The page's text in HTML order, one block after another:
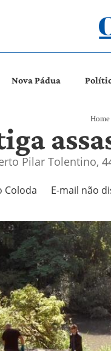
Nova Pádua
Home
Pilar Tolentino,
Coloda E-mail não